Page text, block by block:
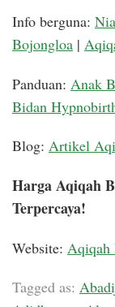
Info berguna:
Bojongloa |
Panduan: Anak
Bidan
Blog: Artikel
Harga Aqiqah
Terpercaya!
Website: Aqiqah
Tagged as: